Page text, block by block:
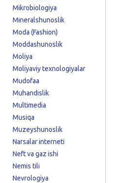
Mikrobiologiya
Mineralshunoslik
Moda (Fashion)
Moddashunoslik
Moliya
Moliyaviy texnologiyalar
Mudofaa
Muhandislik
Multimedia
Musiqa
Muzeyshunoslik
Narsalar interneti
Neft va gaz ishi
Nemis tili
Nevrologiya